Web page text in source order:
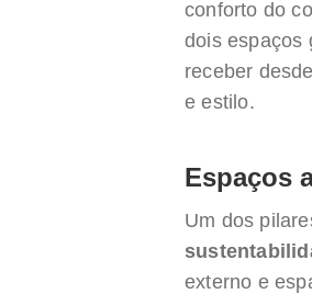
conforto do
dois espaços
receber
e estilo.
Espaços
Um dos
externo e